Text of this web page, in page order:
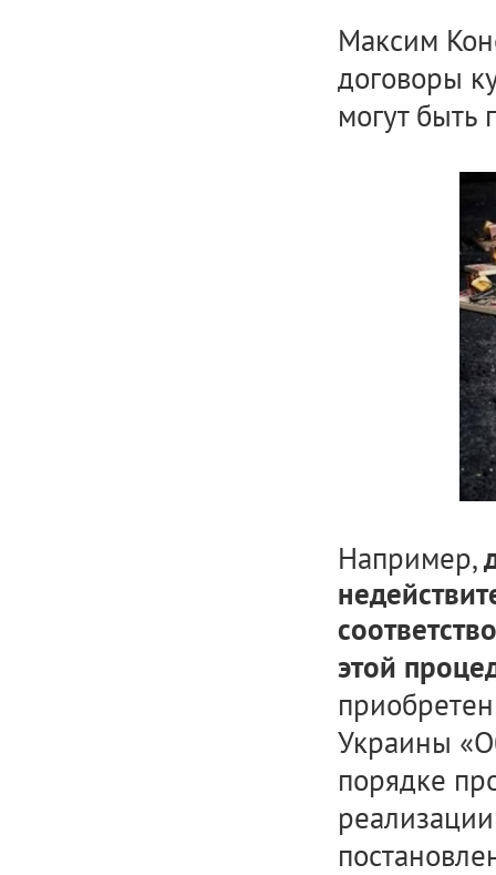
Максим
договоры
могут быть
Например,
этой
Украины
порядке